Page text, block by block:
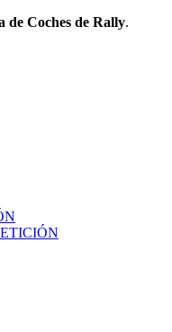
de Coches de Rally.